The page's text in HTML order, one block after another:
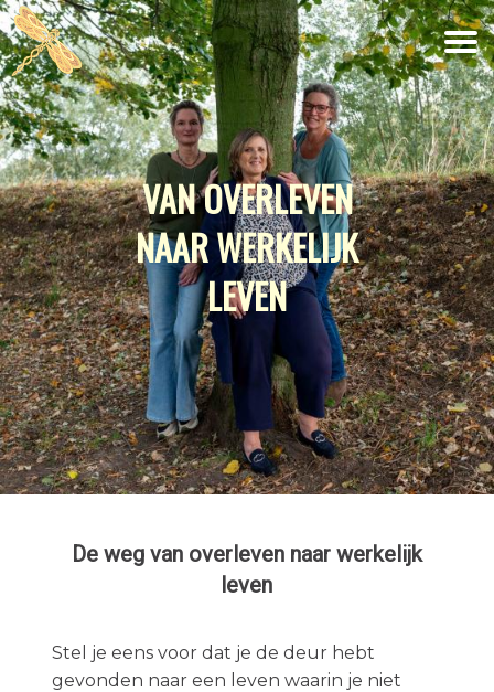
ERVARINGEN
OVER MIJ
CONTACT
VAN OVERLEVEN
NAAR WERKELIJK
LEVEN
De weg van overleven naar werkelijk
leven
Stel je eens voor dat je de deur hebt
gevonden naar een leven waarin je niet